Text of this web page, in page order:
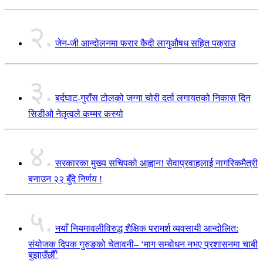
२. जेन-जी आन्दोलनमा फरार कैदी लागुऔषध सहित पक्राउ
३. बर्दघाट-गुराँस टोलको जग्गा चोरी दर्ता लगायतको निकास दिन
सिडीओ नेतृत्वले कम्मर कस्यो
४. सरकारका मुख्य सचिपको आह्वान! सेवाप्रवाहलाई नागरिकमैत्री
बनाउन २२ बुँदे निर्णय !
५. नयाँ नियमावलीविरुद्ध शैक्षिक परामर्श व्यवसायी आन्दोलित:
संयोजक दिपक गुरुङको चेतावनी– ‘माग सम्बोधन नभए प्रशासनमा चाबी
बुझाउँछौँ’